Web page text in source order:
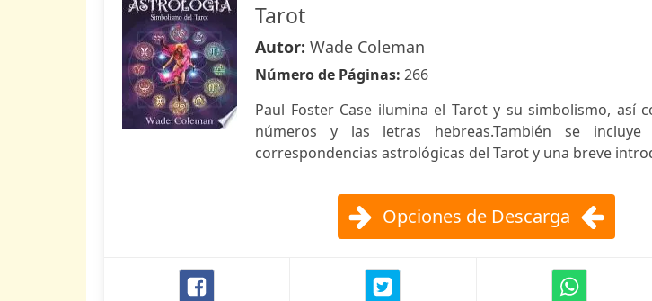
Tarot
Autor: Wade Coleman
Número de Páginas: 266
Paul Foster Case ilumina el Tarot y su simbolismo, así
números y las letras hebreas.También se
correspondencias astrológicas del Tarot y una breve
Opciones de Descarga